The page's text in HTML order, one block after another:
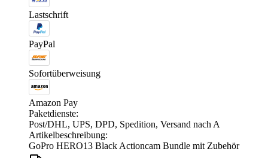
Lastschrift
PayPal
Sofortüberweisung
Amazon Pay
Paketdienste:
Post/DHL, UPS, DPD, Spedition, Versand nach A
Artikelbeschreibung:
GoPro HERO13 Black Actioncam Bundle mit Zubehör